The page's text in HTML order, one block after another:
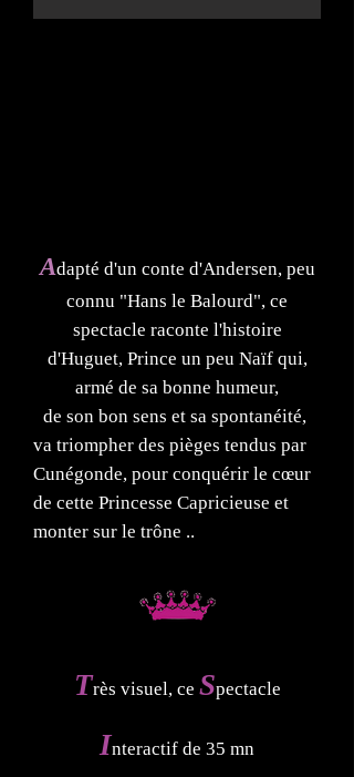
Adapté d'un conte d'Andersen, peu
connu "Hans le Balourd", ce
spectacle raconte l'histoire
d'Huguet, Prince un peu Naïf qui,
armé de sa bonne humeur,
de son bon sens et sa spontanéité,
va triompher des pièges tendus par
Cunégonde, pour conquérir le cœur
de cette Princesse Capricieuse et
monter sur le trône ..
Très visuel, ce Spectacle
Interactif de 35 mn